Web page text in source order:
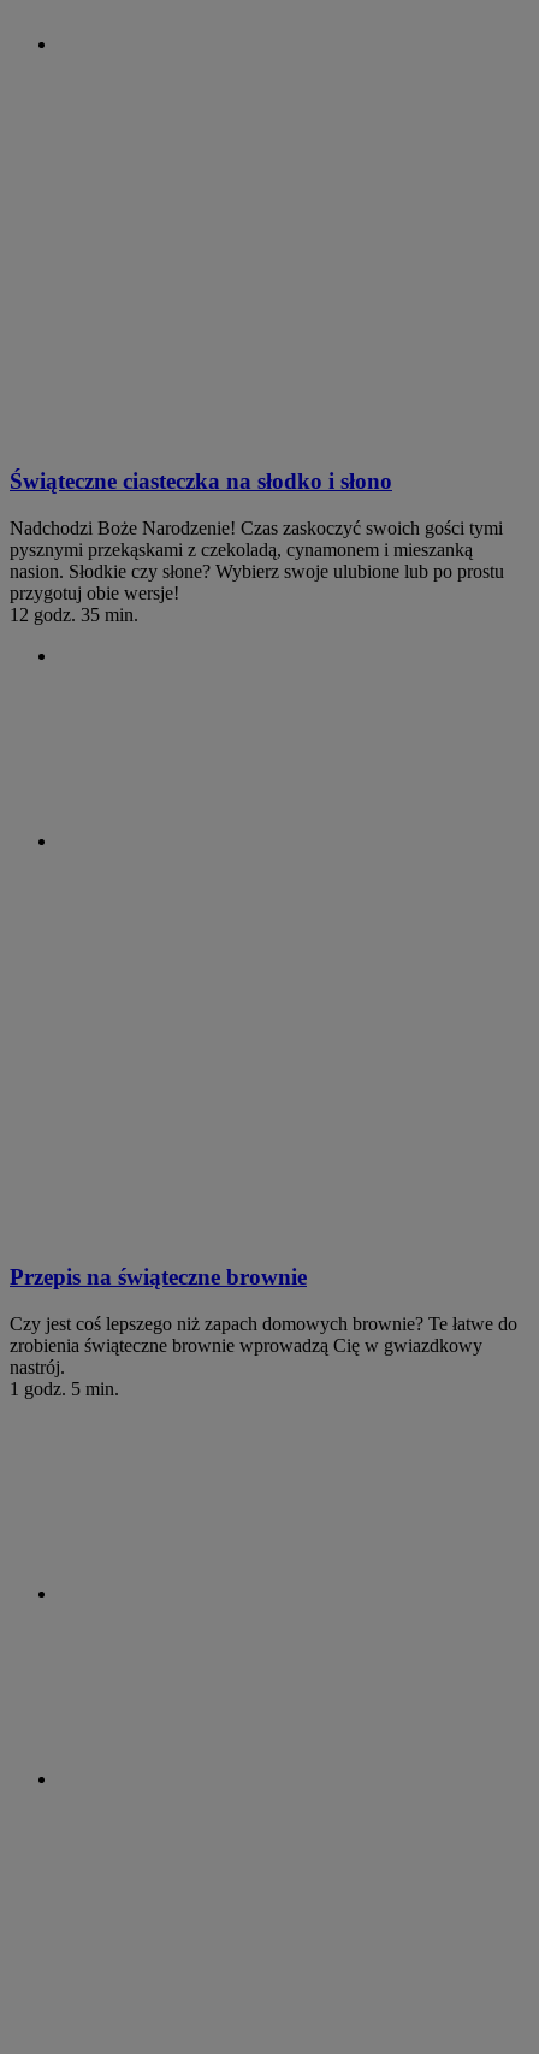
Świąteczne ciasteczka na słodko i słono
Nadchodzi Boże Narodzenie! Czas zaskoczyć swoich gości tymi
pysznymi przekąskami z czekoladą, cynamonem i mieszanką
nasion. Słodkie czy słone? Wybierz swoje ulubione lub po prostu
przygotuj obie wersje!
12 godz. 35 min.
Przepis na świąteczne brownie
Czy jest coś lepszego niż zapach domowych brownie? Te łatwe do
zrobienia świąteczne brownie wprowadzą Cię w gwiazdkowy
nastrój.
1 godz. 5 min.